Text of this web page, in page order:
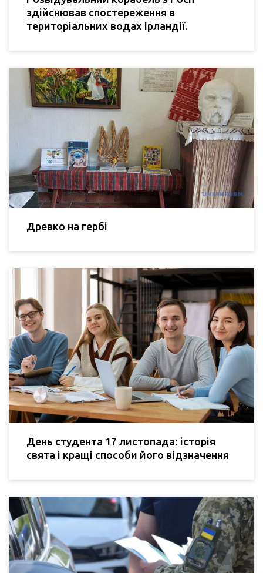
здійснював спостереження в
територіальних водах Ірландії.
Древко на гербі
День студента 17 листопада: історія
свята і кращі способи його відзначення